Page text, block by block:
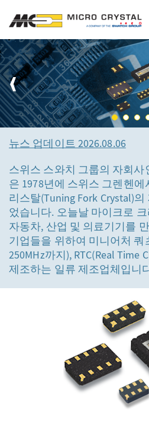
뉴스 업데이트 2026.08.06
스위스 스와치 그룹의 자회
은 1978년에 스위스 그렌헨
리스탈(Tuning Fork Crystal)
었습니다. 오늘날 마이크로
자동차, 산업 및 의료기기를
기업들을 위하여 미니어처 쿼
250MHz까지), RTC(Real Time
제조하는 일류 제조업체입니